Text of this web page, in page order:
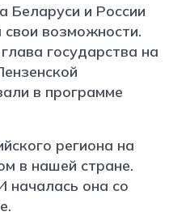
Беларуси и России
свои возможности.
государства на
в программе
региона на
в нашей стране.
началась она со